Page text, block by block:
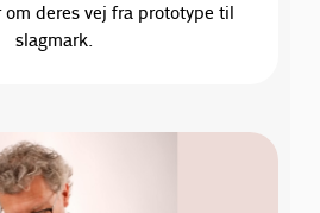
deres vej fra prototype til
slagmark.